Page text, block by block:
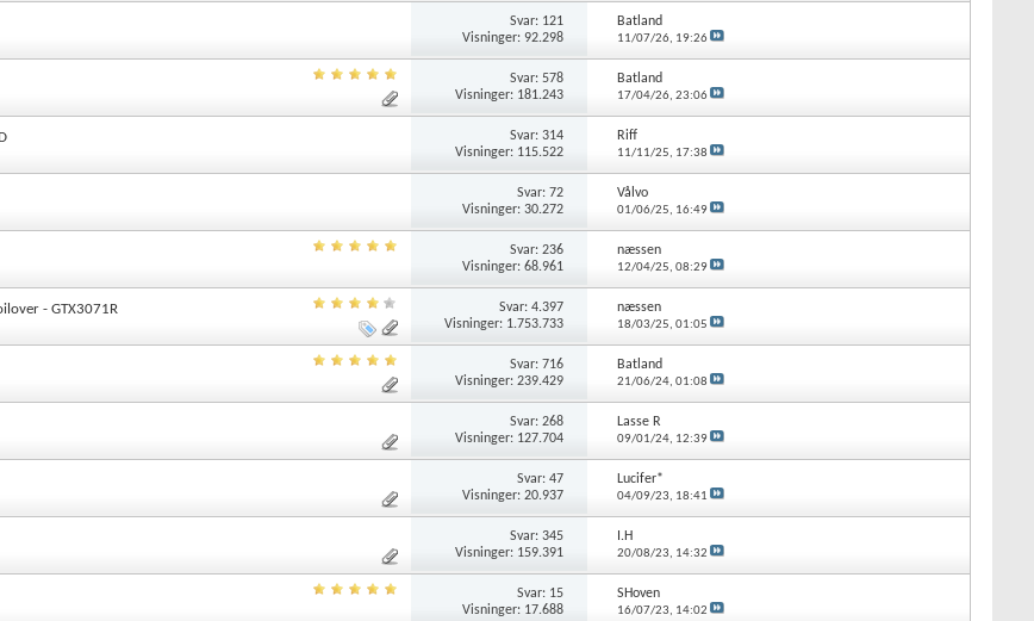
Svar: 121
Visninger: 92.298
Batland
11/07/26, 19:26
Svar: 578
Visninger: 181.243
Batland
17/04/26, 23:06
Svar: 314
Visninger: 115.522
Riff
11/11/25, 17:38
Svar: 72
Visninger: 30.272
Vålvo
01/06/25, 16:49
Svar: 236
Visninger: 68.961
næssen
12/04/25, 08:29
- GTX3071R
Svar: 4.397
Visninger: 1.753.733
næssen
18/03/25, 01:05
Svar: 716
Visninger: 239.429
Batland
21/06/24, 01:08
Svar: 268
Visninger: 127.704
Lasse R
09/01/24, 12:39
Svar: 47
Visninger: 20.937
Lucifer*
04/09/23, 18:41
Svar: 345
Visninger: 159.391
I.H
20/08/23, 14:32
Svar: 15
Visninger: 17.688
SHoven
16/07/23, 14:02